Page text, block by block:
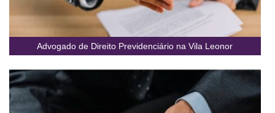
Advogado de Direito Previdenciário na Vila Leonor